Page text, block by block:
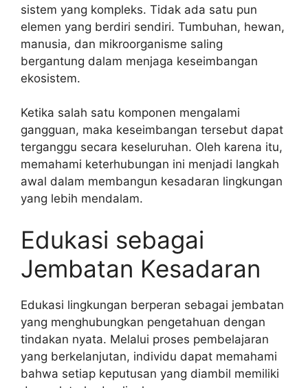
sistem yang kompleks. Tidak ada satu pun
elemen yang berdiri sendiri. Tumbuhan, hewan,
manusia, dan mikroorganisme saling
bergantung dalam menjaga keseimbangan
ekosistem.
Ketika salah satu komponen mengalami
gangguan, maka keseimbangan tersebut dapat
terganggu secara keseluruhan. Oleh karena itu,
memahami keterhubungan ini menjadi langkah
awal dalam membangun kesadaran lingkungan
yang lebih mendalam.
Edukasi sebagai
Jembatan Kesadaran
Edukasi lingkungan berperan sebagai jembatan
yang menghubungkan pengetahuan dengan
tindakan nyata. Melalui proses pembelajaran
yang berkelanjutan, individu dapat memahami
bahwa setiap keputusan yang diambil memiliki